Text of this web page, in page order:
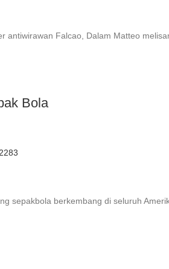
antiwirawan Falcao, Dalam Matteo
Bola
sepakbola berkembang di seluruh